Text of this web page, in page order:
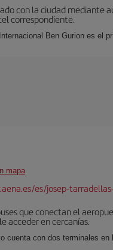
con la ciudad mediante
correspondiente.
Ben Gurion es el
mapa
es/josep-
que conectan el
acceder en cercanías.
cuenta con dos terminales